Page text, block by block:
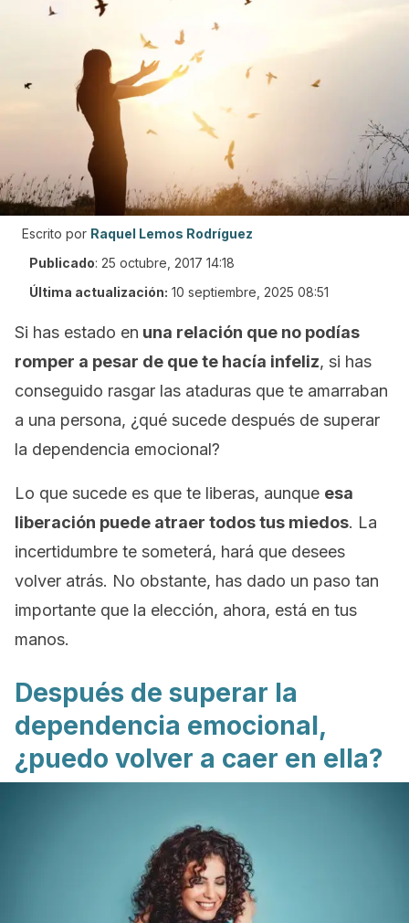
Escrito por Raquel Lemos Rodríguez
Publicado: 25 octubre, 2017 14:18
Última actualización: 10 septiembre, 2025 08:51
Si has estado en una relación que no podías
romper a pesar de que te hacía infeliz, si has
conseguido rasgar las ataduras que te amarraban
a una persona, ¿qué sucede después de superar
la dependencia emocional?
Lo que sucede es que te liberas, aunque esa
liberación puede atraer todos tus miedos. La
incertidumbre te someterá, hará que desees
volver atrás. No obstante, has dado un paso tan
importante que la elección, ahora, está en tus
manos.
Después de superar la
dependencia emocional,
¿puedo volver a caer en ella?